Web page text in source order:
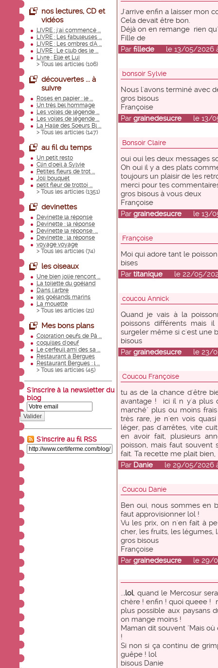
nos lectures, CD et
vidéos
LIVRE : j'ai commencé ...
LIVRE : Les fabuleuses ...
LIVRE : Les ombres d'A ...
LIVRE : Le club des le ...
Livre : Elle et Lui
> Tous les articles (106)
découvertes ... à
suivre
Roses en papier : le ...
Un très bel hommage
Les voiles de légende ...
Les voiles de légende ...
La Halle des Soeurs Bl ...
> Tous les articles (147)
au fil du temps
Un petit resto
Clin d'oeil à Sylvie
Petites fleurs de trot ...
Joli bouquet
petit fleur de trottoi ...
> Tous les articles (1351)
devinettes
Devinette la réponse
Devinette : la réponse
Devinette la réponse. ...
Devinette : la réponse
voyage voyage
> Tous les articles (74)
les oiseaux
Une bien jolie rencont ...
La toilette du goéland
Dans l'arbre
les goélands marins
La mouette
> Tous les articles (21)
Mes bons plans
Coloration oeufs de Pâ ...
coquilles d'oeuf
Le cerfeuil ami des sa ...
Restaurant à Bergues
Restaurant Bergues : l ...
> Tous les articles (45)
S'inscrire à la newsletter du
blog
Valider
S'inscrire au fil RSS
J'arrive enfin a laisser mon
Cela devait être bon.
Déjà on en remange rien
Fille de
Par filledele 13/05/2026 à
bonsoir Sylvie
Nous l'avons terminé avec
gros bisous
Françoise
Par grainedesucrele 13/05/
Bonsoir Claire
oui oui les deux messages
Oh oui il y a des plats
toujours un plaisir de les
merci pour tes
gros bisous à vous deux
Françoise
Par grainedesucrele 13/05/
Françoise
Moi qui adore tant le
bises
Par titaniquele 22/05/2026
coucou Annick
Quand je vais à la
poissons différents mais
surgeler même si c'est une
bisous
Par grainedesucrele 23/05/
Coucou Françoise
tu as de la chance d'être
avantage ! ici il n y'a plus
marché" plus ou moins
très rare, je n'en vois
léger, pas d'arrêtes, vite
en avoir fait, plusieurs
poisson, mais faut
fait. Ta recette me plait
Par Daniele 29/05/2026 à
Coucou Danie
Ben oui, nous sommes en
faut approvisionner lol !
Vu les prix, on n'en fait à
cher, les fruits, les légumes,
gros bisous
Françoise
Par grainedesucrele 29/05/
...lol, quand le Mercosur
chère ! enfin ! quoi queee !
plus possible aux paysans
on mange moins !
Maman dit souvent "Mais
!
Si non si ça continu de
guêpe ! lol
bisous Danie